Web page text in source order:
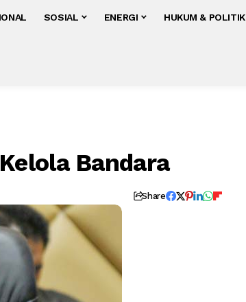
SOSIAL ENERGI HUKUM & POLITIK
Bandara
Share